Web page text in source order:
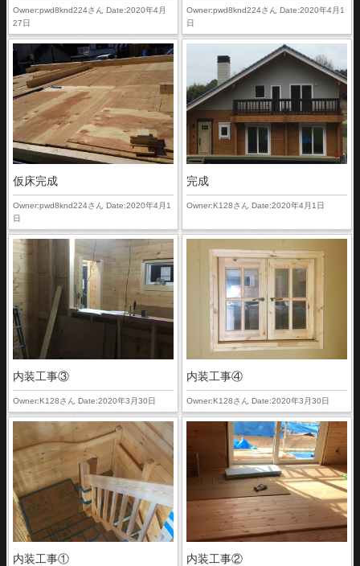
Owner:pwd8knd224さん Date:2020年4月
27日
Owner:pwd8knd224さん Date:2020年4月1
日
仮床完成
Owner:pwd8knd224さん Date:2020年4月1
日
完成
Owner:K128さん Date:2020年4月1日
内装工事③
Owner:K128さん Date:2020年3月30日
内装工事④
Owner:K128さん Date:2020年3月30日
内装工事① 内装工事②